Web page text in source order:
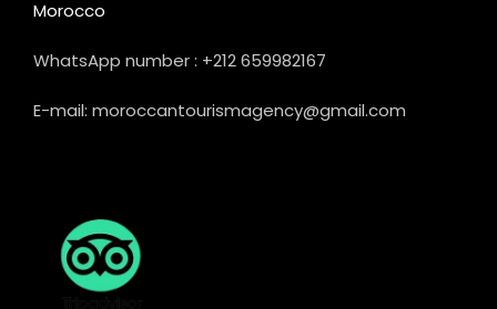
Morocco
WhatsApp number : +212 659982167
E-mail: moroccantourismagency@gmail.com